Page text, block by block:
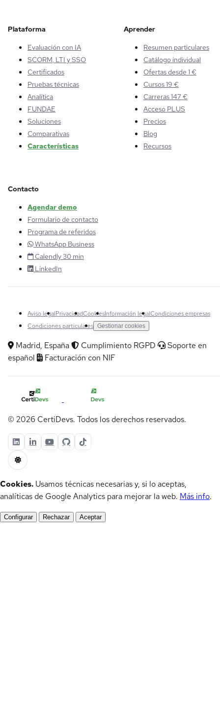
Plataforma
Evaluación con IA
SCORM, LTI y SSO
Certificados
Pruebas técnicas
Analítica
FUNDAE
Soluciones
Comparativas
Características
Aprender
Resumen particulares
Catálogo individual
Ofertas desde 1 €
Cursos 19 €
Carreras 147 €
Acceso PLUS
Precios
Blog
Recursos
Contacto
Agendar demo
Formulario de contacto
Programa de referidos
WhatsApp Business
Calendly 30 min
LinkedIn
Aviso legalPrivacidadCookiesInformación legalCondiciones empresas
Condiciones particulares Gestionar cookies
Madrid, España Cumplimiento RGPD
Soporte en
español
Facturación con NIF
© 2026 CertiDevs. Todos los derechos reservados.
Cookies. Usamos técnicas necesarias y, si lo aceptas,
analíticas de Google Analytics para mejorar la web. Más info.
Configurar Rechazar Aceptar